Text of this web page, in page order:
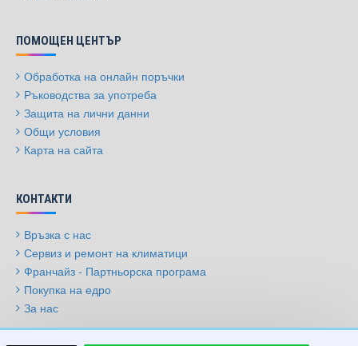
ПОМОЩЕН ЦЕНТЪР
Обработка на онлайн поръчки
Ръководства за употреба
Защита на лични данни
Общи условия
Карта на сайта
КОНТАКТИ
Връзка с нас
Сервиз и ремонт на климатици
Франчайз - Партньорска програма
Покупка на едро
За нас